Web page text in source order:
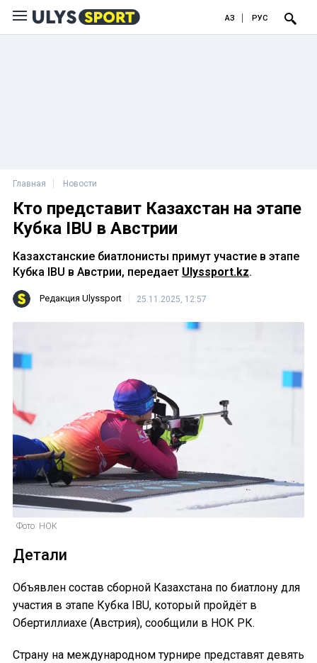
ҚАЗ РУС
Главная Новости
Кто представит Казахстан на этапе
Кубка IBU в Австрии
Казахстанские биатлонисты примут участие в этапе
Кубка IBU в Австрии, передает Ulyssport.kz.
Редакция Ulyssport 25.11.2025, 12:57
Фото: НОК
Детали
Объявлен состав сборной Казахстана по биатлону для
участия в этапе Кубка IBU, который пройдёт в
Обертиллиахе (Австрия), сообщили в НОК РК.
Страну на международном турнире представят девять